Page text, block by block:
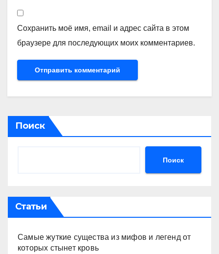
Сохранить моё имя, email и адрес сайта в этом
браузере для последующих моих комментариев.
Поиск
Поиск
Статьи
Самые жуткие существа из мифов и легенд от
которых стынет кровь